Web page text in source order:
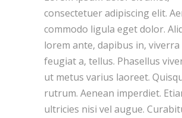
consectetuer adipiscing elit.
commodo ligula eget dolor.
lorem ante, dapibus in, viverra
feugiat a, tellus. Phasellus
ut metus varius laoreet.
rutrum. Aenean imperdiet.
ultricies nisi vel augue.